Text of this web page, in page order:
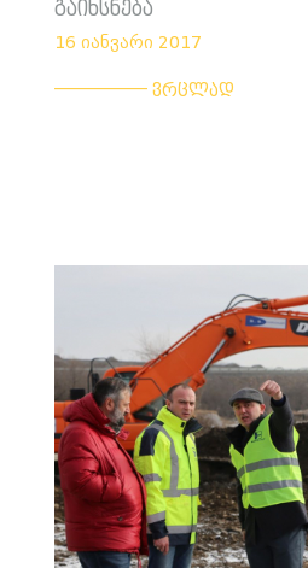
გაიხსნება
16 იანვარი 2017
ვრცლად